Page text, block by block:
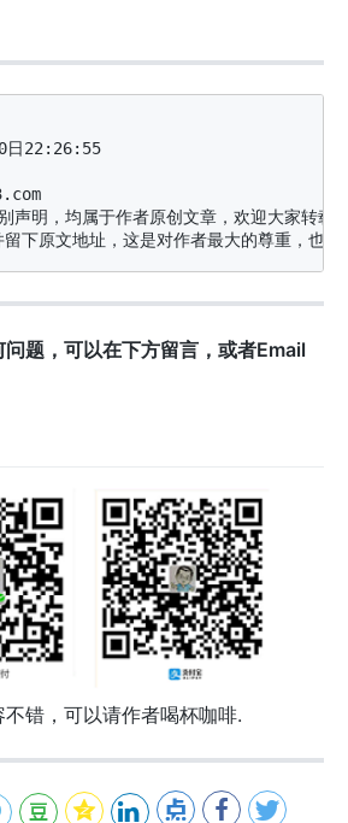
日22:26:55
声明，均属于作者原创文章，欢迎大家转载
题，可以在下方留言，或者Email
错，可以请作者喝杯咖啡.